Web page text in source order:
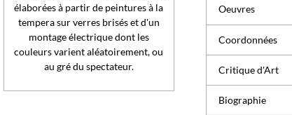
élaborées à partir de peintures à la
tempera sur verres brisés et d'un
montage électrique dont les
couleurs varient aléatoirement, ou
au gré du spectateur.
Oeuvres
Coordonnées
Critique d'Art
Biographie